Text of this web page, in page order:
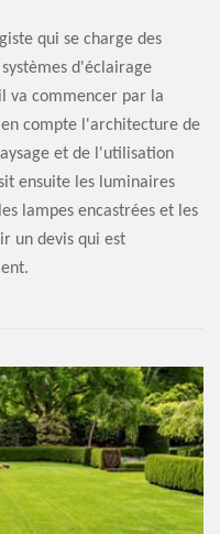
qui se charge des
d'éclairage
va commencer par la
compte l'architecture de
et de l'utilisation
ensuite les luminaires
lampes encastrées et les
un devis qui est